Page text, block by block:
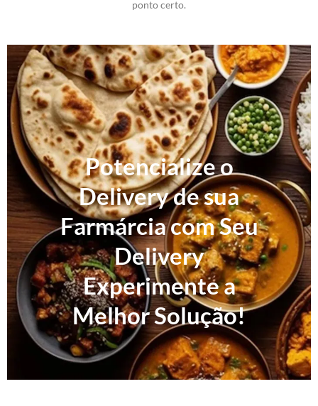
ponto certo.
Potencialize o
Delivery de sua
Farmárcia com Seu
Delivery
Experimente a
Melhor Solução!